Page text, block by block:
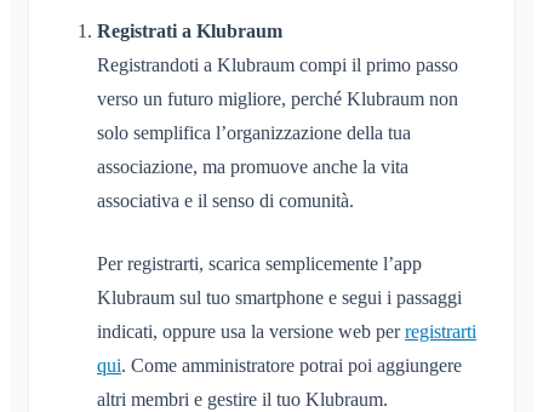
Varie
Feedback
Registrati a Klubraum
Registrandoti a Klubraum compi il primo passo
verso un futuro migliore, perché Klubraum non
solo semplifica l’organizzazione della tua
associazione, ma promuove anche la vita
associativa e il senso di comunità.
Per registrarti, scarica semplicemente l’app
Klubraum sul tuo smartphone e segui i passaggi
indicati, oppure usa la versione web perregistrarti
qui. Come amministratore potrai poi aggiungere
altri membri e gestire il tuo Klubraum.